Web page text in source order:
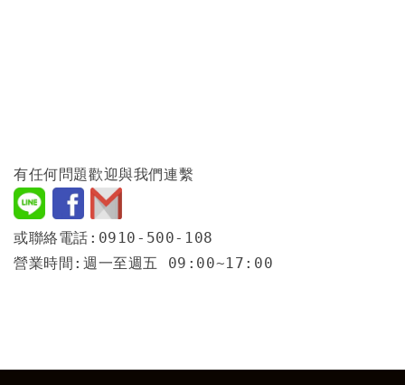
有任何問題歡迎與我們連繫
或聯絡電話:0910-500-108
營業時間:週一至週五 09:00~17:00